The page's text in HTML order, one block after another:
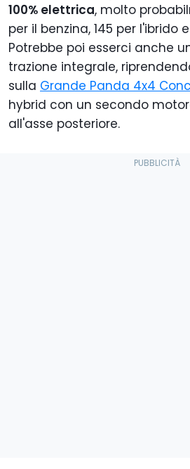
100% elettrica, molto
per il benzina, 145 per l'ibrido
Potrebbe poi esserci anche
trazione integrale,
sulla Grande Panda 4x4
hybrid con un secondo
all'asse posteriore.